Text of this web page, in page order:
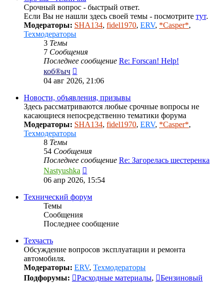
Срочный вопрос - быстрый ответ.
Если Вы не нашли здесь своей темы - посмотрите тут.
Модераторы: SHA134, fidel1970, ERV, *Casper*,
Техмодераторы
3 Темы
7 Сообщения
Последнее сообщение Re: Forscan! Help!
коб®ыч
к
сообщению
04 авг 2026, 21:06
Новости, объявления, призывы
Здесь рассматриваются любые срочные вопросы не
касающиеся непосредственно тематики форума
Модераторы: SHA134, fidel1970, ERV, *Casper*,
Техмодераторы
8 Темы
54 Сообщения
Последнее сообщение Re: Загорелась шестеренка
Nastyushka
к
сообщению
06 апр 2026, 15:54
Технический форум
Темы
Сообщения
Последнее сообщение
Техчасть
Обсуждение вопросов эксплуатации и ремонта
автомобиля.
Модераторы: ERV, Техмодераторы
Подфорумы:
Расходные материалы,
Бензиновый